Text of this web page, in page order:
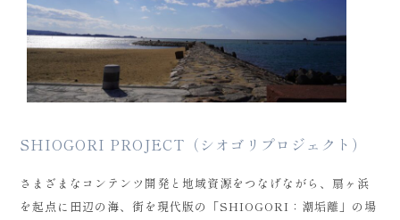
SHIOGORI PROJECT（シオゴリプロジェクト）
さまざまなコンテンツ開発と地域資源をつなげながら、扇ヶ浜
を起点に田辺の海、街を現代版の「SHIOGORI：潮垢離」の場